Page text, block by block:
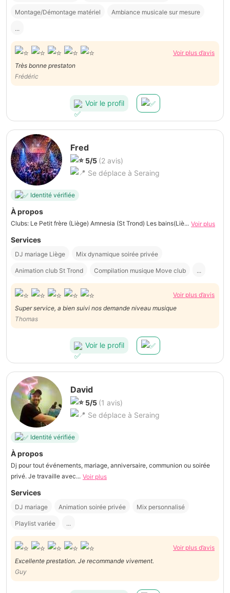
Montage/Démontage matériel Ambiance musicale sur mesure
...
Voir plus d’avis
Très bonne prestaton
Frédéric
Voir le profil
Fred
5/5 (2 avis)
Se déplace à Seraing
Identité vérifiée
À propos
Clubs: Le Petit frère (Liège) Amnesia (St Trond) Les bains(Liè... Voir plus
Services
DJ mariage Liège Mix dynamique soirée privée
Animation club St Trond Compilation musique Move club ...
Voir plus d’avis
Super service, a bien suivi nos demande niveau musique
Thomas
Voir le profil
David
5/5 (1 avis)
Se déplace à Seraing
Identité vérifiée
À propos
Dj pour tout événements, mariage, anniversaire, communion ou soirée
privé. Je travaille avec... Voir plus
Services
DJ mariage Animation soirée privée Mix personnalisé
Playlist variée ...
Voir plus d’avis
Excellente prestation. Je recommande vivement.
Guy